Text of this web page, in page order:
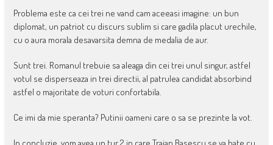
Problema este ca cei trei ne vand cam aceeasi imagine: un bun
diplomat, un patriot cu discurs sublim si care gadila placut urechile,
cu o aura morala desavarsita demna de medalia de aur.
Sunt trei. Romanul trebuie sa aleaga din cei trei unul singur, astfel
votul se disperseaza in trei directii, al patrulea candidat absorbind
astfel o majoritate de voturi confortabila.
Ce imi da mie speranta? Putinii oameni care o sa se prezinte la vot.